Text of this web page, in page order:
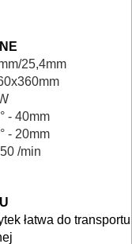
25,4mm
- 40mm
- 20mm
/min
łatwa do transportu